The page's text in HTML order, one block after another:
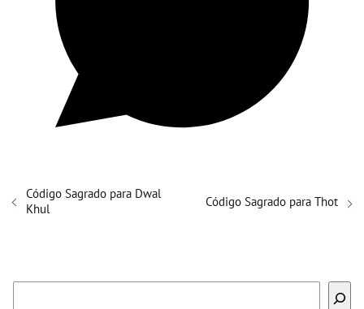
Código Sagrado para Dwal
Khul
Código Sagrado para Thot